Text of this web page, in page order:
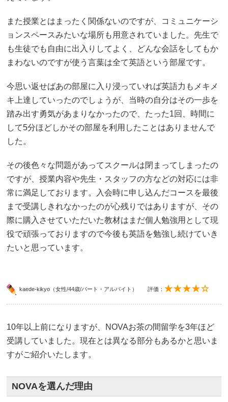
また授業とはまったく関係ないのですが、コミュニケーシ
ョンスペースみたいな場所も用意されていました。先生で
も生徒でも自由に出入りしてよく、どんな会話をしてもか
まわないのですが使う言葉は全て英語という部屋です。
今思い返せばあの部屋に入り浸っていれば英語力もメキメ
キ上達していったのでしょうが、当時の自分はその一歩を
踏み出す勇気があまりなかったので、たった1回、時間に
して5分ほどしかその部屋を利用したことはありませんで
した。
その後色々な問題があってスクールは閉まってしまったの
ですが、授業内容や先生・スタッフの方などの対応には非
常に満足しております。入会時に申し込んだコースを最後
まで受講しきれなかったのが心残りではありますが、その
際に購入させていただいた教材はまだ個人勉強用として現
役で頑張っておりますので今後も英語を勉強し続けていき
たいと思っています。
kaede-kikyo（女性/44歳/パート・アルバイト） 評価：
10年以上前になりますが、NOVAお茶の間留学を3年ほど
受講していました。現在とは異なる部分もあるかと思いま
すがご紹介いたします。
NOVAを選んだ理由